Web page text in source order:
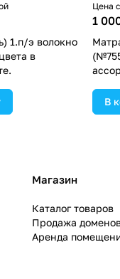
1.п/э волокно
в
Цена
1
В
Магазин
Каталог товаров
Продажа
Аренда